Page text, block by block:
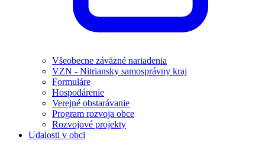
Všeobecne záväzné nariadenia
VZN - Nitriansky samosprávny kraj
Formuláre
Hospodárenie
Verejné obstarávanie
Program rozvoja obce
Rozvojové projekty
Udalosti v obci